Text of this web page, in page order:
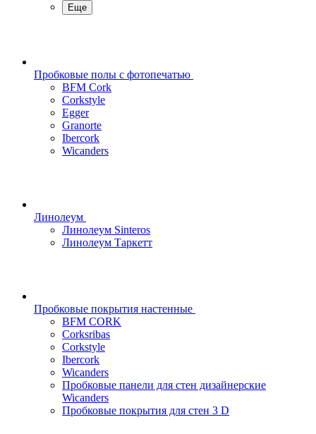
Еще
Пробковые полы с фотопечатью
BFM Cork
Corkstyle
Egger
Granorte
Ibercork
Wicanders
Линолеум
Линолеум Sinteros
Линолеум Таркетт
Пробковые покрытия настенные
BFM CORK
Corksribas
Corkstyle
Ibercork
Wicanders
Пробковые панели для стен дизайнерские
Wicanders
Пробковые покрытия для стен 3 D